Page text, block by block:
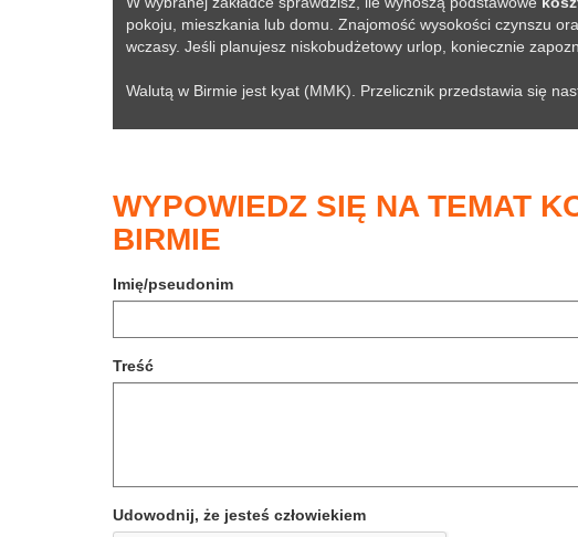
pokoju, mieszkania lub domu. Znajomość wysokości czynszu
wczasy. Jeśli planujesz niskobudżetowy urlop, koniecznie
Walutą w Birmie jest kyat (MMK). Przelicznik przedstawia się
WYPOWIEDZ SIĘ NA TEMAT
BIRMIE
Imię/pseudonim
Treść
Udowodnij, że jesteś człowiekiem